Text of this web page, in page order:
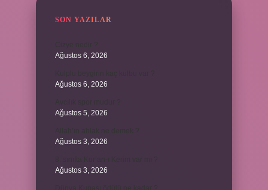
SON YAZILAR
Ağustos 6, 2026
Ağustos 6, 2026
Ağustos 5, 2026
Ağustos 3, 2026
Ağustos 3, 2026